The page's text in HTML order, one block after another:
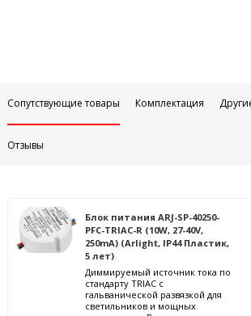
Сопутствующие товары Комплектация
Отзывы
Блок питания ARJ-SP-40250-
PFC-TRIAC-R (10W, 27-40V,
250mA) (Arlight, IP44 Пластик,
5 лет)
Диммируемый источник тока по
стандарту TRIAC с
гальванической развязкой для
светильников и мощных